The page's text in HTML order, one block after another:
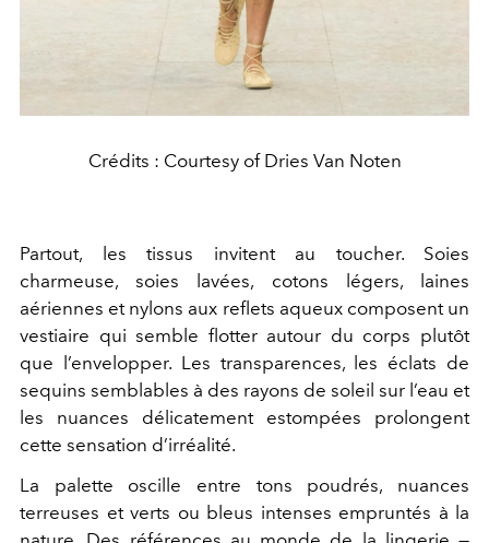
Crédits : Courtesy of Dries Van Noten
Partout, les tissus invitent au toucher. Soies
charmeuse, soies lavées, cotons légers, laines
aériennes et nylons aux reflets aqueux composent un
vestiaire qui semble flotter autour du corps plutôt
que l’envelopper. Les transparences, les éclats de
sequins semblables à des rayons de soleil sur l’eau et
les nuances délicatement estompées prolongent
cette sensation d’irréalité.
La palette oscille entre tons poudrés, nuances
terreuses et verts ou bleus intenses empruntés à la